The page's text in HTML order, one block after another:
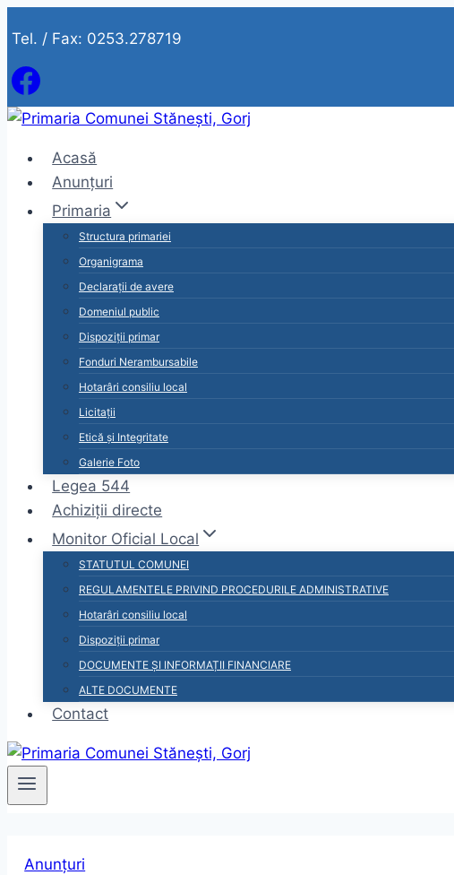
to
content
Tel. / Fax: 0253.278719
Acasă
Anunțuri
Primaria
Structura primariei
Organigrama
Declarații de avere
Domeniul public
Dispoziții primar
Fonduri Nerambursabile
Hotarâri consiliu local
Licitații
Etică și Integritate
Galerie Foto
Legea 544
Achiziții directe
Monitor Oficial Local
STATUTUL COMUNEI
REGULAMENTELE PRIVIND PROCEDURILE ADMINISTRATIVE
Hotarâri consiliu local
Dispoziții primar
DOCUMENTE ȘI INFORMAȚII FINANCIARE
ALTE DOCUMENTE
Contact
Anunțuri